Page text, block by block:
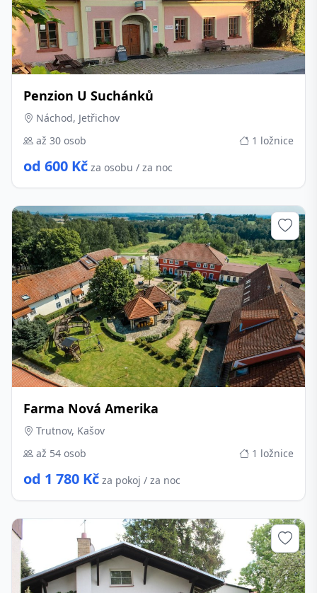
Penzion U Suchánků
Náchod, Jetřichov
až 30 osob
1 ložnice
od 600 Kč za osobu / za noc
Farma Nová Amerika
Trutnov, Kašov
až 54 osob
1 ložnice
od 1 780 Kč za pokoj / za noc